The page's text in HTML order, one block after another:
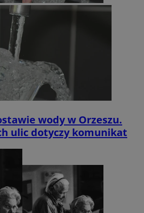
wody w Orzeszu.
ulic dotyczy komunikat